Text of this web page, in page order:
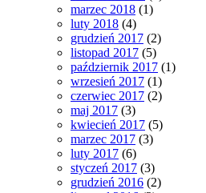
marzec 2018 (1)
luty 2018 (4)
grudzień 2017 (2)
listopad 2017 (5)
październik 2017 (1)
wrzesień 2017 (1)
czerwiec 2017 (2)
maj 2017 (3)
kwiecień 2017 (5)
marzec 2017 (3)
luty 2017 (6)
styczeń 2017 (3)
grudzień 2016 (2)